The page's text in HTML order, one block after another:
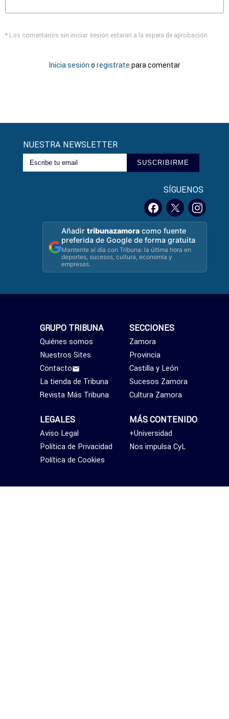
* Los comentarios sin iniciar sesión estarán a la espera de aprobación
Inicia sesión o registrate para comentar
NUESTRA NEWSLETTER
SUSCRIBIRME
SÍGUENOS
Añadirtribunazamora como fuente
preferida de Google de forma gratuita
Mantente al día con Tribuna: la última hora en
deportes, sucesos, cultura, economía y
empresas.
SECCIONES
Zamora
Provincia
Castilla y León
Sucesos Zamora
Cultura Zamora
MÁS CONTENIDO
+Universidad
Nos impulsa CyL
GRUPO TRIBUNA
Quiénes somos
Nuestros Sites
Contacto
La tienda de Tribuna
Revista Más Tribuna
LEGALES
Aviso Legal
Política de Privacidad
Política de Cookies